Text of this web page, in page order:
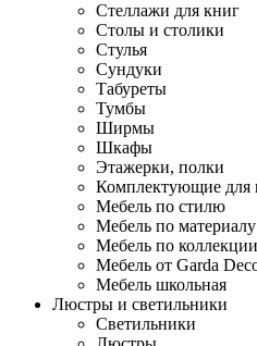
Стеллажи для книг
Столы и столики
Стулья
Сундуки
Табуреты
Тумбы
Ширмы
Шкафы
Этажерки, полки
Комплектующие для
Мебель по стилю
Мебель по материалу
Мебель по коллекции
Мебель от Garda
Мебель школьная
Люстры и светильники
Светильники